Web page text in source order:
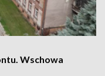
Wschowa